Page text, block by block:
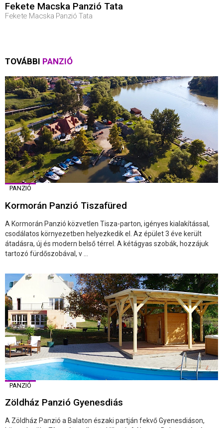
Fekete Macska Panzió Tata
Fekete Macska Panzió Tata
TOVÁBBI PANZIÓ
PANZIÓ
Kormorán Panzió Tiszafüred
A Kormorán Panzió közvetlen Tisza-parton, igényes kialakítással,
csodálatos környezetben helyezkedik el. Az épület 3 éve került
átadásra, új és modern belső térrel. A kétágyas szobák, hozzájuk
tartozó fürdőszobával, v ...
PANZIÓ
Zöldház Panzió Gyenesdiás
A Zöldház Panzió a Balaton északi partján fekvő Gyenesdiáson,